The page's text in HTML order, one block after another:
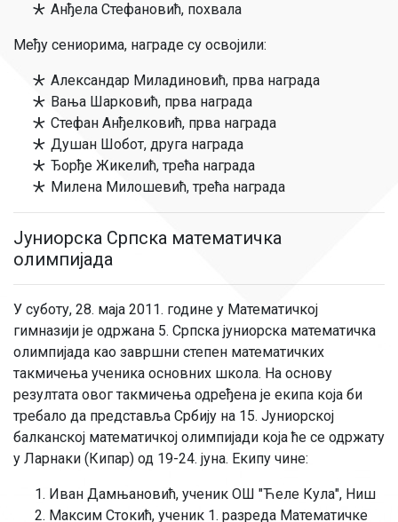
Анђела Стефановић, похвала
Међу сениорима, награде су освојили:
Александар Миладиновић, прва награда
Вања Шарковић, прва награда
Стефан Анђелковић, прва награда
Душан Шобот, друга награда
Ђорђе Жикелић, трећа награда
Милена Милошевић, трећа награда
Јуниорска Српска математичка
олимпијада
У суботу, 28. маја 2011. године у Математичкој
гимназији је одржана 5. Српска јуниорска математичкa
олимпијада као завршни степен математичких
такмичења ученика основних школа. На основу
резултата овог такмичења одређена је екипа која би
требало да представља Србију на 15. Јуниорској
балканској математичкој олимпијади која ће се одржату
у Ларнаки (Кипар) од 19-24. јуна. Екипу чине:
Иван Дамњановић, ученик ОШ "Ћеле Кула", Ниш
Максим Стокић, ученик 1. разреда Математичке